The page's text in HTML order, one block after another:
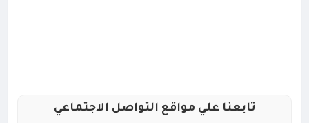
تابعنا علي مواقع التواصل الاجتماعي